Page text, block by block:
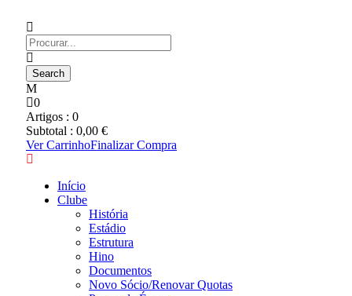
0
Artigos : 0
Subtotal : 0,00 €
Ver CarrinhoFinalizar Compra
Início
Clube
História
Estádio
Estrutura
Hino
Documentos
Novo Sócio/Renovar Quotas